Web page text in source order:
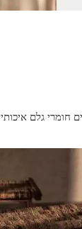
חומרי גלם